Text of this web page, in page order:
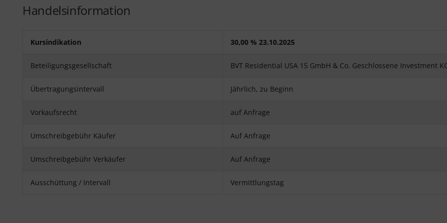
Handelsinformation
Kursindikation 30,00 % 23.10.2025
Beteiligungsgesellschaft BVT Residential USA 15 GmbH & Co. Geschlossene Investment
Übertragungsintervall Jährlich, zu Beginn
Vorkaufsrecht auf Anfrage
Umschreibgebühr Käufer Auf Anfrage
Umschreibgebühr Verkäufer Auf Anfrage
Ausschüttung / Intervall Vermittlungstag